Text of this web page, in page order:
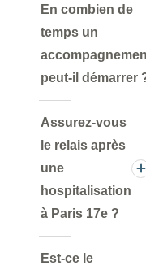
En combien de
temps un
peut-il démarrer
Assurez-vous
le relais après
une
hospitalisation
à Paris 17e ?
Est-ce le